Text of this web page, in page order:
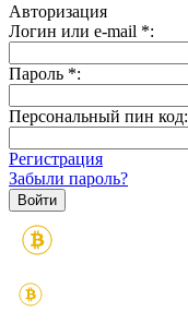
Авторизация
Логин или e-mail *:
Пароль *:
Персональный пин код:
Регистрация
Забыли пароль?